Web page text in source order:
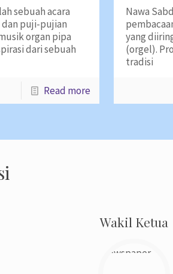
sebuah acara
dan puji-pujian
organ pipa
dari sebuah
Read more
Nawa
yang
(orgel).
tradisi
Wakil Ketua